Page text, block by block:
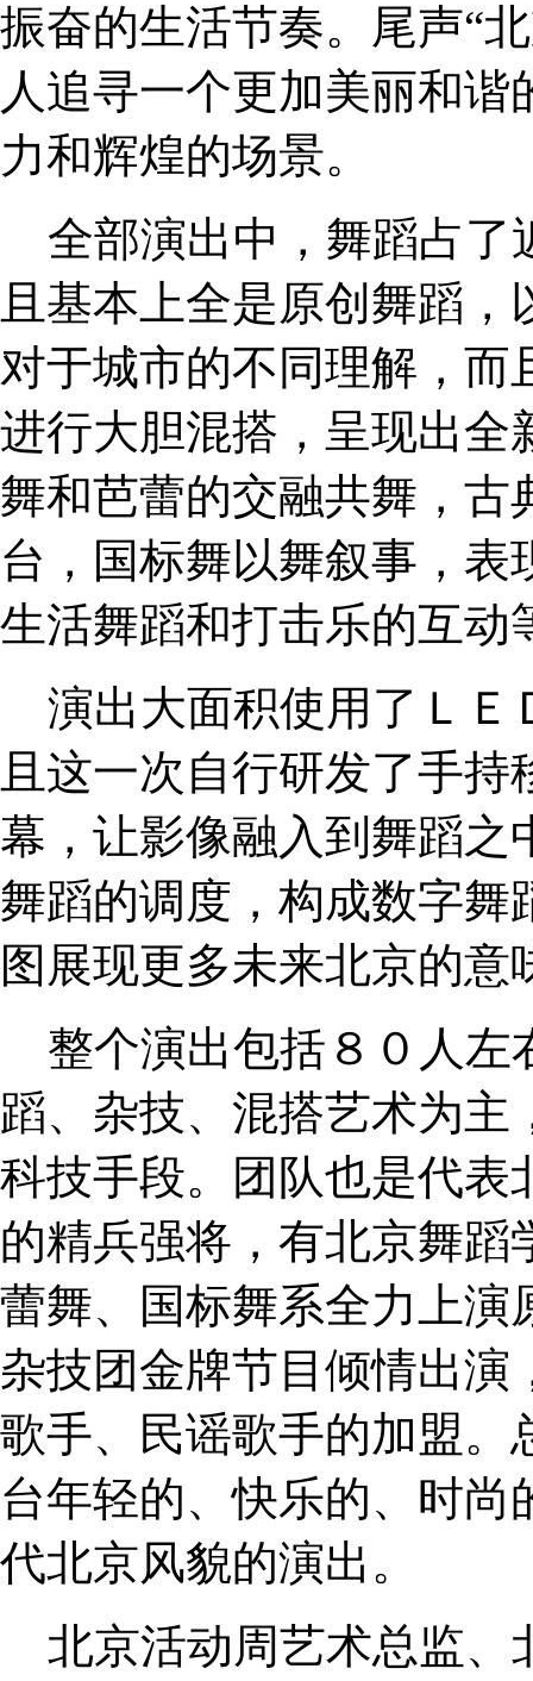
振奋的生活节奏。尾声“
人追寻一个更加美丽和谐
力和辉煌的场景。
全部演出中，舞蹈占了
且基本上全是原创舞蹈
对于城市的不同理解，而
进行大胆混搭，呈现出全
舞和芭蕾的交融共舞，古
台，国标舞以舞叙事，表
生活舞蹈和打击乐的互动
演出大面积使用了ＬＥ
且这一次自行研发了手持
幕，让影像融入到舞蹈之
舞蹈的调度，构成数字舞
图展现更多未来北京的意
整个演出包括８０人左
蹈、杂技、混搭艺术为主
科技手段。团队也是代表
的精兵强将，有北京舞蹈
蕾舞、国标舞系全力上演
杂技团金牌节目倾情出演
歌手、民谣歌手的加盟。
台年轻的、快乐的、时尚
代北京风貌的演出。
北京活动周艺术总监、